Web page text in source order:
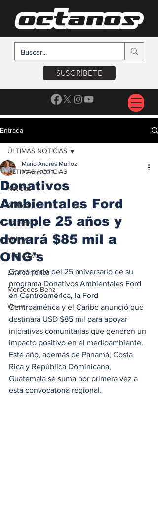
SUSCRÍBETE
Entrada
ÚLTIMAS NOTICIAS
Noticias
A Motor
Locales
Voltaje
Test Drive
Latinoamérica
Mercedes Benz
Waze
ÚLTIMAS NOTICIAS
Donativos
Ambientales Ford
cumple 25 años y
donará $85 mil a
ONG's
Mario Andrés Muñoz
22 abr 2025
Como parte del 25 aniversario de su
programa Donativos Ambientales Ford
en Centroamérica, la Ford
Centroamérica y el Caribe anunció que
destinará USD $85 mil para apoyar
iniciativas comunitarias que generen un
impacto positivo en el medioambiente.
Este año, además de Panamá, Costa
Rica y República Dominicana,
Guatemala se suma por primera vez a
esta convocatoria regional.